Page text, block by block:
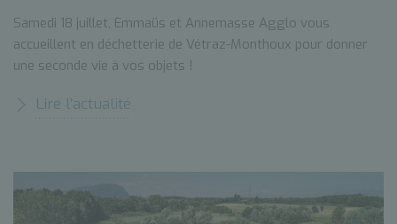
Samedi 18 juillet, Emmaüs et Annemasse Agglo vous
accueillent en déchetterie de Vétraz-Monthoux pour donner
une seconde vie à vos objets !
Lire l’actualité